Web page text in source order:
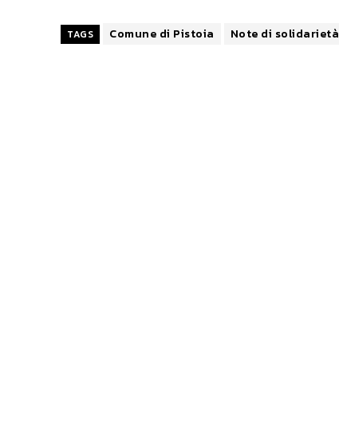
TAGS Comune di Pistoia Note di solidarietà